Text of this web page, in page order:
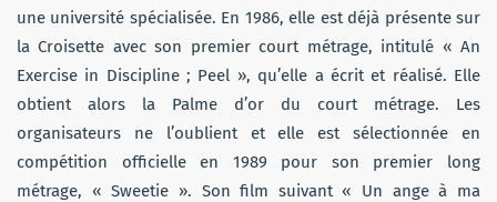
une université spécialisée. En 1986, elle est déjà présente sur
la Croisette avec son premier court métrage, intitulé « An
Exercise in Discipline ; Peel », qu’elle a écrit et réalisé. Elle
obtient alors la Palme d’or du court métrage. Les
organisateurs ne l’oublient et elle est sélectionnée en
compétition officielle en 1989 pour son premier long
métrage, « Sweetie ». Son film suivant « Un ange à ma